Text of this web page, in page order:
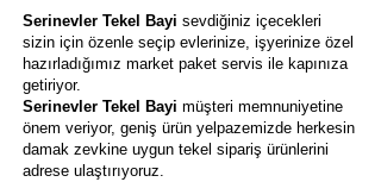
Serinevler Tekel Bayi sevdiğiniz içecekleri
sizin için özenle seçip evlerinize, işyerinize özel
hazırladığımız market paket servis ile kapınıza
getiriyor.
Serinevler Tekel Bayi müşteri memnuniyetine
önem veriyor, geniş ürün yelpazemizde herkesin
damak zevkine uygun tekel sipariş ürünlerini
adrese ulaştırıyoruz.